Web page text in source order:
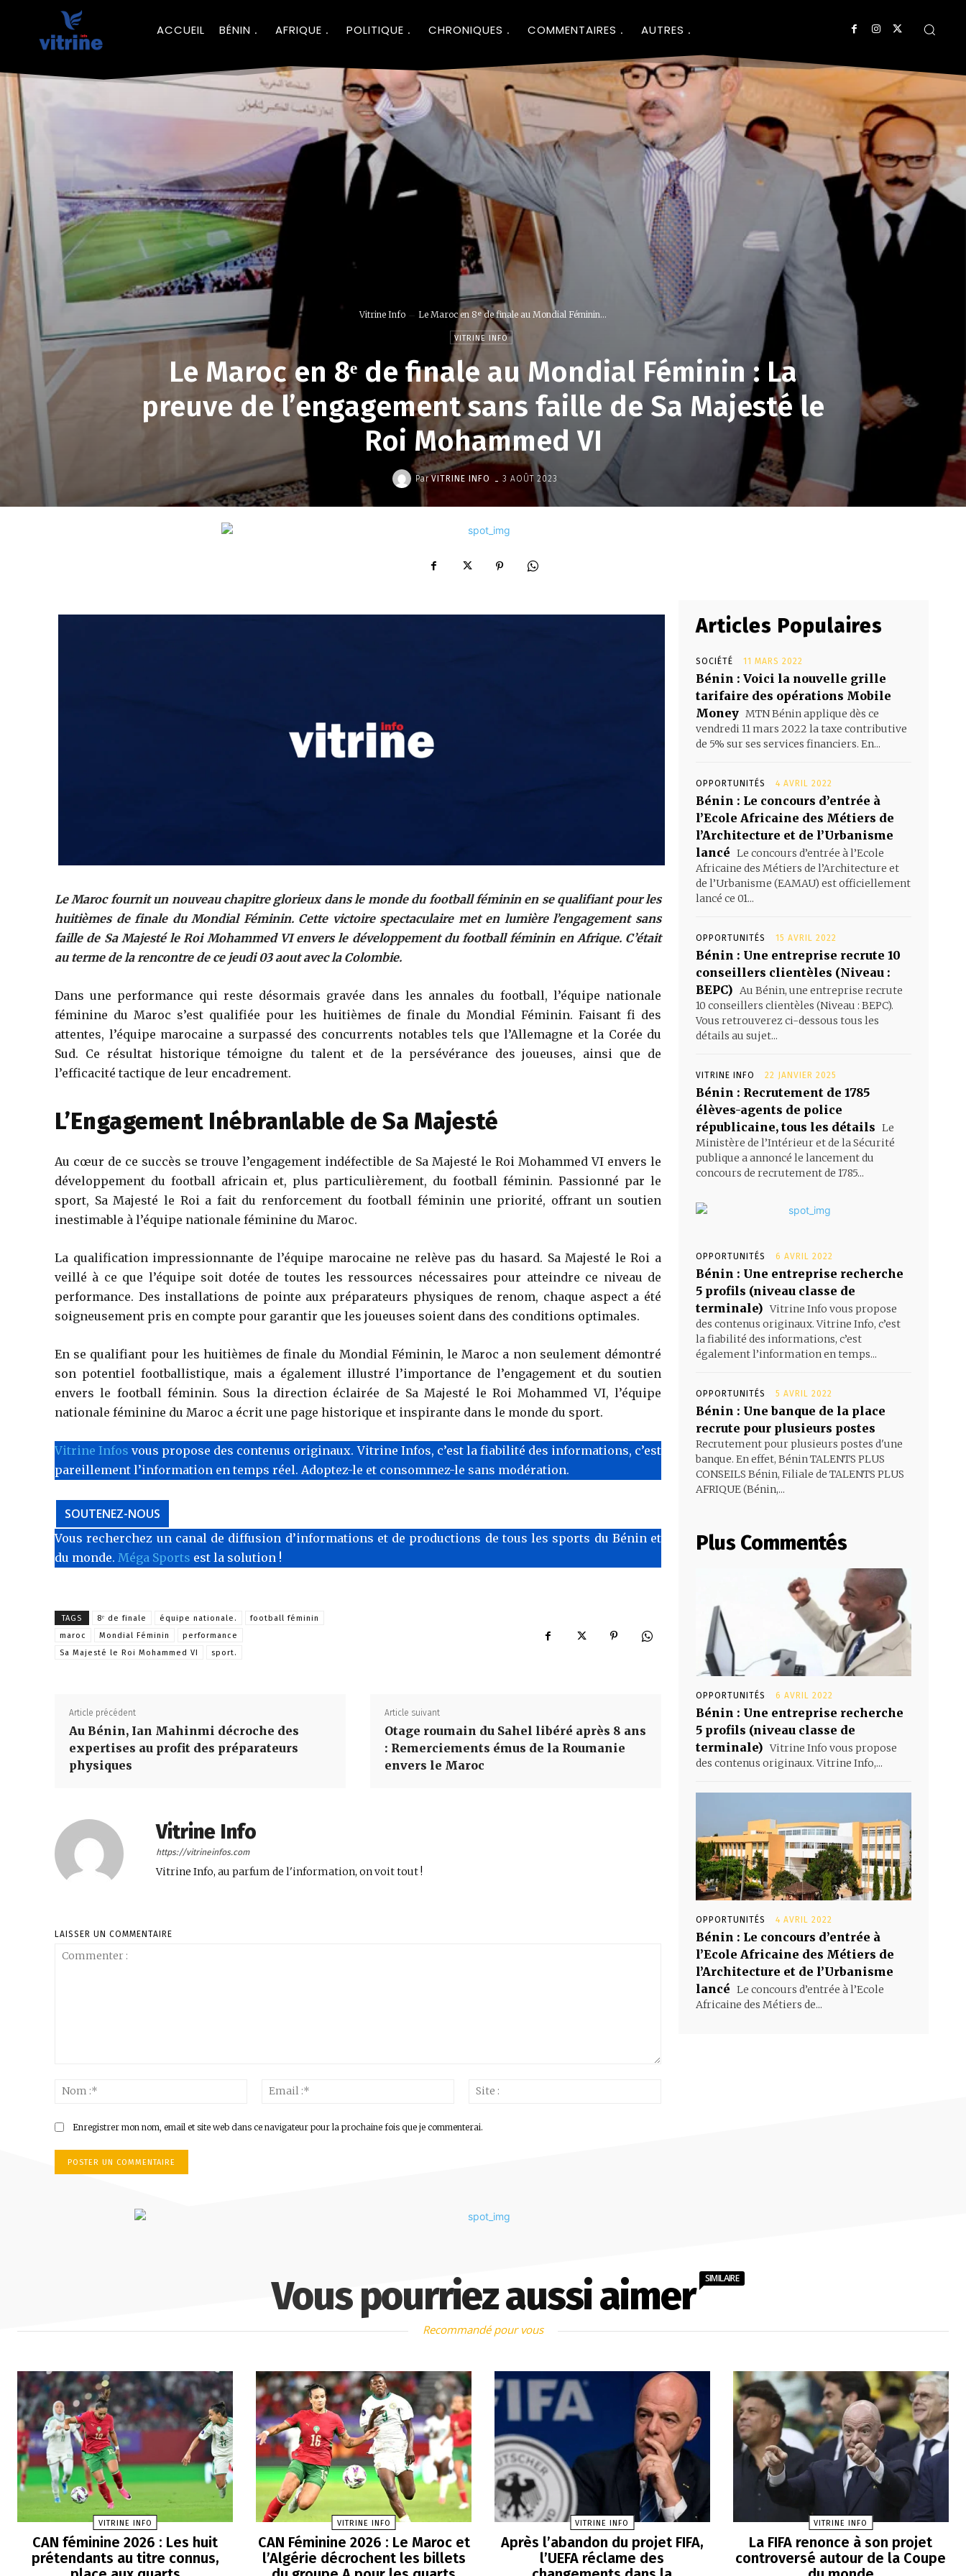
ACCUEIL BÉNIN AFRIQUE POLITIQUE CHRONIQUES COMMENTAIRES AUTRES
Vitrine Info Le Maroc en 8ᵉ de finale au Mondial Féminin...
VITRINE INFO
Le Maroc en 8ᵉ de finale au Mondial Féminin : La
preuve de l’engagement sans faille de Sa Majesté le
Roi Mohammed VI
Par VITRINE INFO - 3 AOÛT 2023
Le Maroc fournit un nouveau chapitre glorieux dans le monde du football féminin en se qualifiant pour les
huitièmes de finale du Mondial Féminin. Cette victoire spectaculaire met en lumière l’engagement sans
faille de Sa Majesté le Roi Mohammed VI envers le développement du football féminin en Afrique. C’était
au terme de la rencontre de ce jeudi 03 aout avec la Colombie.
Dans une performance qui reste désormais gravée dans les annales du football, l’équipe nationale
féminine du Maroc s’est qualifiée pour les huitièmes de finale du Mondial Féminin. Faisant fi des
attentes, l’équipe marocaine a surpassé des concurrents notables tels que l’Allemagne et la Corée du
Sud. Ce résultat historique témoigne du talent et de la persévérance des joueuses, ainsi que de
l’efficacité tactique de leur encadrement.
L’Engagement Inébranlable de Sa Majesté
Au cœur de ce succès se trouve l’engagement indéfectible de Sa Majesté le Roi Mohammed VI envers le
développement du football africain et, plus particulièrement, du football féminin. Passionné par le
sport, Sa Majesté le Roi a fait du renforcement du football féminin une priorité, offrant un soutien
inestimable à l’équipe nationale féminine du Maroc.
La qualification impressionnante de l’équipe marocaine ne relève pas du hasard. Sa Majesté le Roi a
veillé à ce que l’équipe soit dotée de toutes les ressources nécessaires pour atteindre ce niveau de
performance. Des installations de pointe aux préparateurs physiques de renom, chaque aspect a été
soigneusement pris en compte pour garantir que les joueuses soient dans des conditions optimales.
En se qualifiant pour les huitièmes de finale du Mondial Féminin, le Maroc a non seulement démontré
son potentiel footballistique, mais a également illustré l’importance de l’engagement et du soutien
envers le football féminin. Sous la direction éclairée de Sa Majesté le Roi Mohammed VI, l’équipe
nationale féminine du Maroc a écrit une page historique et inspirante dans le monde du sport.
Vitrine Infos vous propose des contenus originaux. Vitrine Infos, c’est la fiabilité des informations, c’est
pareillement l’information en temps réel. Adoptez-le et consommez-le sans modération.
SOUTENEZ-NOUS
Vous recherchez un canal de diffusion d’informations et de productions de tous les sports du Bénin et
du monde. Méga Sports est la solution !
TAGS 8ᵉ de finale équipe nationale.
football féminin
maroc
Mondial Féminin
performance
Sa Majesté le Roi Mohammed VI
sport.
Article précédent
Au Bénin, Ian Mahinmi décroche des
expertises au profit des préparateurs
physiques
Article suivant
Otage roumain du Sahel libéré après 8 ans
: Remerciements émus de la Roumanie
envers le Maroc
Vitrine Info
https://vitrineinfos.com
Vitrine Info, au parfum de l'information, on voit tout !
LAISSER UN COMMENTAIRE
Email
Enregistrer mon nom, email et site web dans ce navigateur pour la prochaine fois que je commenterai.
Articles Populaires
SOCIÉTÉ 11 MARS 2022
Bénin : Voici la nouvelle grille
tarifaire des opérations Mobile
Money MTN Bénin applique dès ce
vendredi 11 mars 2022 la taxe contributive
de 5% sur ses services financiers. En...
OPPORTUNITÉS 4 AVRIL 2022
Bénin : Le concours d’entrée à
l’Ecole Africaine des Métiers de
l’Architecture et de l’Urbanisme
lancé Le concours d’entrée à l’Ecole
Africaine des Métiers de l’Architecture et
de l’Urbanisme (EAMAU) est officiellement
lancé ce 01...
OPPORTUNITÉS 15 AVRIL 2022
Bénin : Une entreprise recrute 10
conseillers clientèles (Niveau :
BEPC) Au Bénin, une entreprise recrute
10 conseillers clientèles (Niveau : BEPC).
Vous retrouverez ci-dessous tous les
détails au sujet...
VITRINE INFO 22 JANVIER 2025
Bénin : Recrutement de 1785
élèves-agents de police
républicaine, tous les détails Le
Ministère de l’Intérieur et de la Sécurité
publique a annoncé le lancement du
concours de recrutement de 1785...
OPPORTUNITÉS 6 AVRIL 2022
Bénin : Une entreprise recherche
5 profils (niveau classe de
terminale) Vitrine Info vous propose
des contenus originaux. Vitrine Info, c’est
la fiabilité des informations, c’est
également l’information en temps...
OPPORTUNITÉS 5 AVRIL 2022
Bénin : Une banque de la place
recrute pour plusieurs postes
Recrutement pour plusieurs postes d'une
banque. En effet, Bénin TALENTS PLUS
CONSEILS Bénin, Filiale de TALENTS PLUS
AFRIQUE (Bénin,...
Plus Commentés
OPPORTUNITÉS 6 AVRIL 2022
Bénin : Une entreprise recherche
5 profils (niveau classe de
terminale) Vitrine Info vous propose
des contenus originaux. Vitrine Info,...
OPPORTUNITÉS 4 AVRIL 2022
Bénin : Le concours d’entrée à
l’Ecole Africaine des Métiers de
l’Architecture et de l’Urbanisme
lancé Le concours d’entrée à l’Ecole
Africaine des Métiers de...
Vous pourriez aussi aimer SIMILAIRE
Recommandé pour vous
VITRINE INFO
CAN féminine 2026 : Les huit
prétendants au titre connus,
VITRINE INFO
CAN Féminine 2026 : Le Maroc et
l’Algérie décrochent les billets
VITRINE INFO
Après l’abandon du projet FIFA,
l’UEFA réclame des
VITRINE INFO
La FIFA renonce à son projet
controversé autour de la Coupe